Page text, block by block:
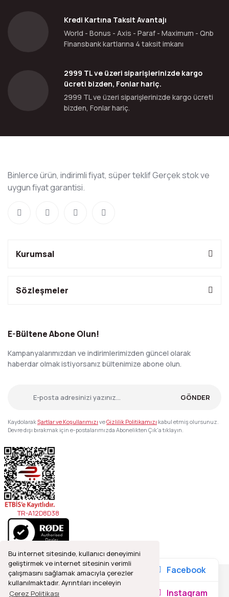
Bu internet sitesinde, kullanıcı deneyimini
geliştirmek ve internet sitesinin verimli
çalışmasını sağlamak amacıyla çerezler
kullanılmaktadır. Ayrıntıları inceleyin
Çerez Politikası
Kredi Kartına Taksit Avantajı
World - Bonus - Axis - Paraf - Maximum - Qnb
Finansbank kartlarına 4 taksit imkanı
2999 TL ve üzeri siparişlerinizde kargo
ücreti bizden, Fonlar hariç.
2999 TL ve üzeri siparişlerinizde kargo ücreti
bizden, Fonlar hariç.
Binlerce ürün, indirimli fiyat, süper teklif Gerçek stok ve
uygun fiyat garantisi.
Kurumsal
Sözleşmeler
E-Bültene Abone Olun!
Kampanyalarımızdan ve indirimlerimizden güncel olarak
haberdar olmak istiyorsanız bültenimize abone olun.
GÖNDER
KaydolarakŞartlar ve Koşullarımızı veGizlilik Politikamızı kabul etmiş olursunuz.
Devre dışı bırakmak için e-postalarımızda Abonelikten Çık'a tıklayın.
TR-A12D8D38
2021© Refleks Fotoğrafçılık, Tüm Hakları Saklıdır.
Facebook
Instagram